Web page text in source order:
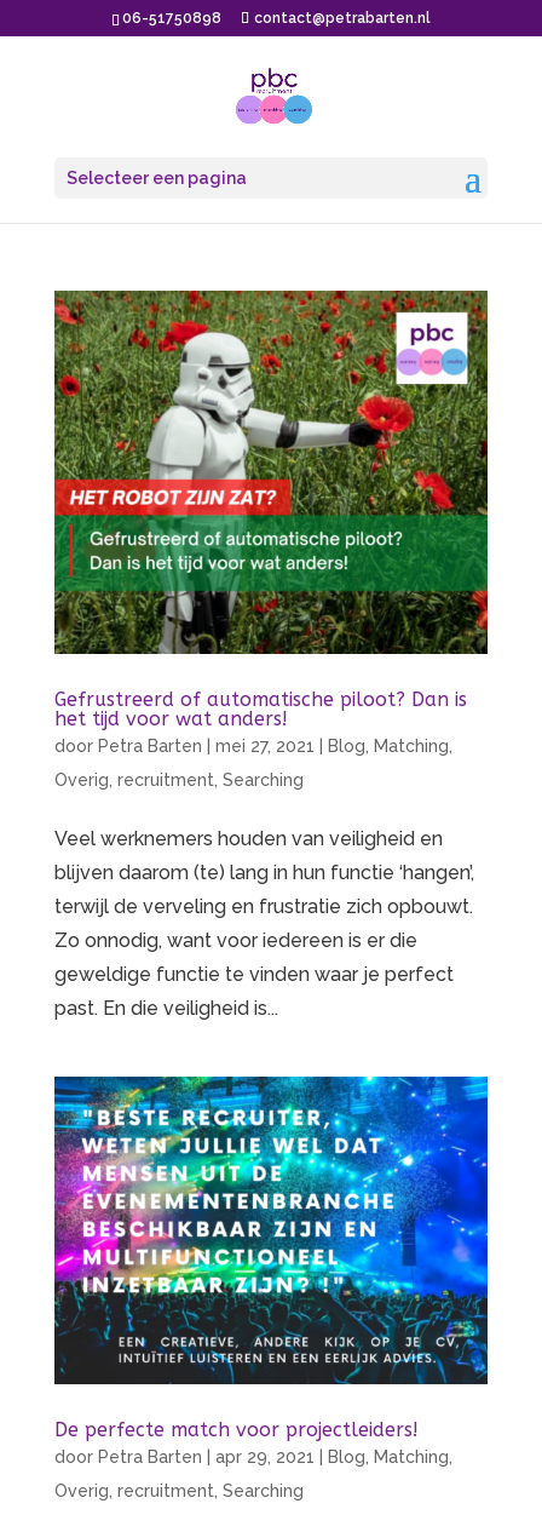
06-51750898 contact@petrabarten.nl
Selecteer een pagina
Gefrustreerd of automatische piloot? Dan is
het tijd voor wat anders!
door Petra Barten mei 27, 2021 Blog Matching
Overig recruitment Searching
Veel werknemers houden van veiligheid en
blijven daarom (te) lang in hun functie ‘hangen’,
terwijl de verveling en frustratie zich opbouwt.
Zo onnodig, want voor iedereen is er die
geweldige functie te vinden waar je perfect
past. En die veiligheid is...
De perfecte match voor projectleiders!
door Petra Barten apr 29, 2021 Blog Matching
Overig recruitment Searching